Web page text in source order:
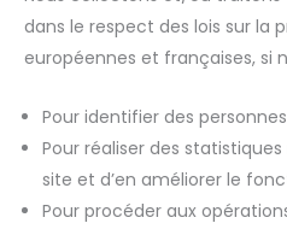
dans le respect des lois sur la
européennes et françaises, si
Pour identifier des
Pour réaliser des
site et d’en améliorer le
Pour procéder aux